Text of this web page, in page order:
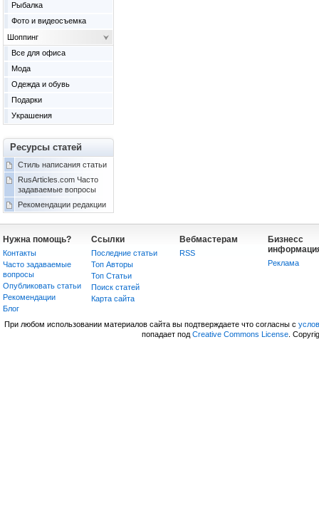
Рыбалка
Фото и видеосъемка
Шоппинг
Все для офиса
Мода
Одежда и обувь
Подарки
Украшения
Ресурсы статей
Стиль написания статьи
RusArticles.com Часто
задаваемые вопросы
Рекомендации редакции
Нужна помощь?
Контакты
Часто задаваемые
вопросы
Опубликовать статьи
Рекомендации
Блог
Ссылки
Последние статьи
Топ Авторы
Топ Статьи
Поиск статей
Карта сайта
Вебмастерам
RSS
Бизнесс
Реклама
При любом использовании материалов сайта вы подтверждаете что согласны с
попадает под Creative Commons License.